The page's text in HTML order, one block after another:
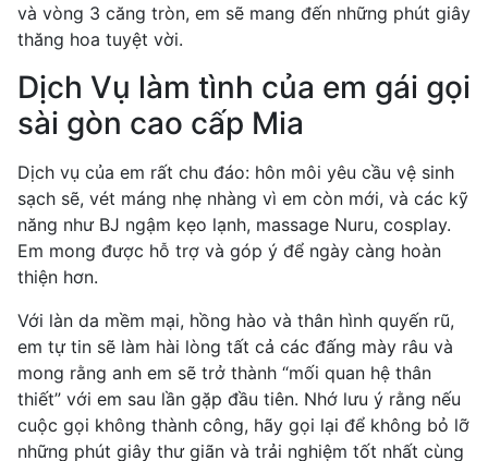
và vòng 3 căng tròn, em sẽ mang đến những phút giây
thăng hoa tuyệt vời.
Dịch Vụ làm tình của em gái gọi
sài gòn cao cấp Mia
Dịch vụ của em rất chu đáo: hôn môi yêu cầu vệ sinh
sạch sẽ, vét máng nhẹ nhàng vì em còn mới, và các kỹ
năng như BJ ngậm kẹo lạnh, massage Nuru, cosplay.
Em mong được hỗ trợ và góp ý để ngày càng hoàn
thiện hơn.
Với làn da mềm mại, hồng hào và thân hình quyến rũ,
em tự tin sẽ làm hài lòng tất cả các đấng mày râu và
mong rằng anh em sẽ trở thành “mối quan hệ thân
thiết” với em sau lần gặp đầu tiên. Nhớ lưu ý rằng nếu
cuộc gọi không thành công, hãy gọi lại để không bỏ lỡ
những phút giây thư giãn và trải nghiệm tốt nhất cùng